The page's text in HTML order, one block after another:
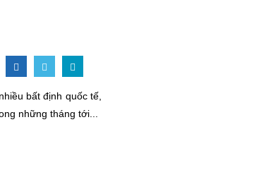
bất định quốc tế,
những tháng tới...